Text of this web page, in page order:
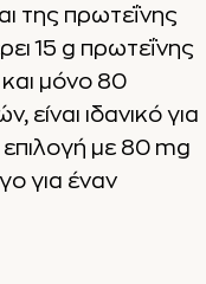
της πρωτεΐνης
15 g πρωτεΐνης
μόνο 80
ιδανικό για
επιλογή με 80 mg
για έναν